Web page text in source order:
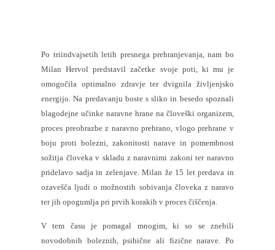
Po triindvajsetih letih presnega prehranjevanja, nam bo
Milan Hervol predstavil začetke svoje poti, ki mu je
omogočila optimalno zdravje ter dvignila življenjsko
energijo. Na predavanju boste s sliko in besedo spoznali
blagodejne učinke naravne hrane na človeški organizem,
proces preobrazbe z naravno prehrano, vlogo prehrane v
boju proti bolezni, zakonitosti narave in pomembnost
sožitja človeka v skladu z naravnimi zakoni ter naravno
pridelavo sadja in zelenjave. Milan že 15 let predava in
ozavešča ljudi o možnostih sobivanja človeka z naravo
ter jih opogumlja pri prvih korakih v proces čiščenja.
V tem času je pomagal mnogim, ki so se znebili
novodobnih boleznih, psihične ali fizične narave. Po